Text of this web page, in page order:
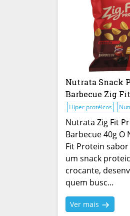
Nutrata Snack
Barbecue Zig
Hiper protéicos
Nutrata Zig Fit
Barbecue 40g O
Fit Protein
um snack
crocante,
quem busc...
Ver mais